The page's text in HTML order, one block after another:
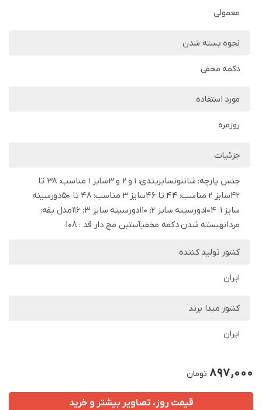
معمولی
نحوه بسته شدن
دکمه مخفی
مورد استفاده
روزمره
جزئیات
جنس پارچه: شانتونسایزبندی: 1 و 2 و 3سایز 1 مناسب: 38 تا
42سایز 2 مناسب: 44 تا 46سایز 3 مناسب: 48 تا 50دورسینه
سایز 1: 104دورسینه سایز 2: 110دورسینه سایز 3: 116مدل یقه:
مردانهبسته شدن دکمه مخفیآستین مچ دار قد : 108
کشور تولید کننده
ایران
کشور مبدا برند
ایران
897,000 تومان
قیمت روز، تصاویر بیشتر و خرید